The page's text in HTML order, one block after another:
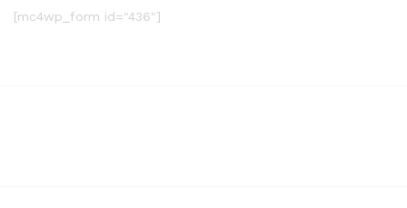
[mc4wp_form id="436"]